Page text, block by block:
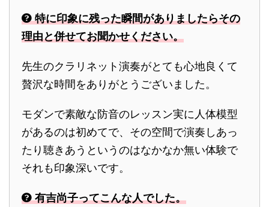
特に印象に残った瞬間がありましたらその
理由と併せてお聞かせください。
先生のクラリネット演奏がとても心地良くて
贅沢な時間をありがとうございました。
モダンで素敵な防音のレッスン実に人体模型
があるのは初めてで、その空間で演奏しあっ
たり聴きあうというのはなかなか無い体験で
それも印象深いです。
有吉尚子ってこんな人でした。